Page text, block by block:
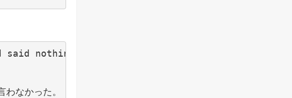
said nothing.
なかった。